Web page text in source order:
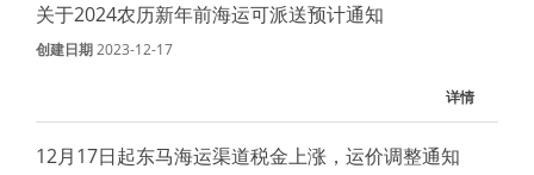
关于2024农历新年前海运可派送预计通知
创建日期2023-12-17
详情
12月17日起东马海运渠道税金上涨，运价调整通知